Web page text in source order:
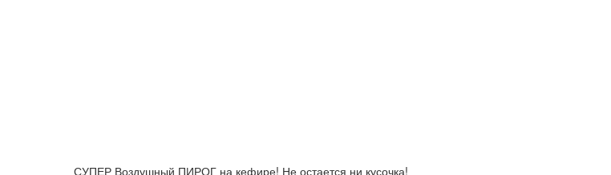
СУПЕР Воздушный ПИРОГ на кефире! Не остается ни кусочка!